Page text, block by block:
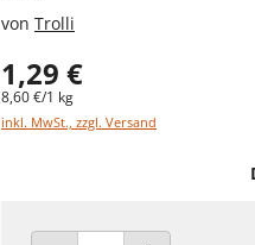
von Trolli
1,29 €
8,60 €/1 kg
inkl. MwSt., zzgl. Versand